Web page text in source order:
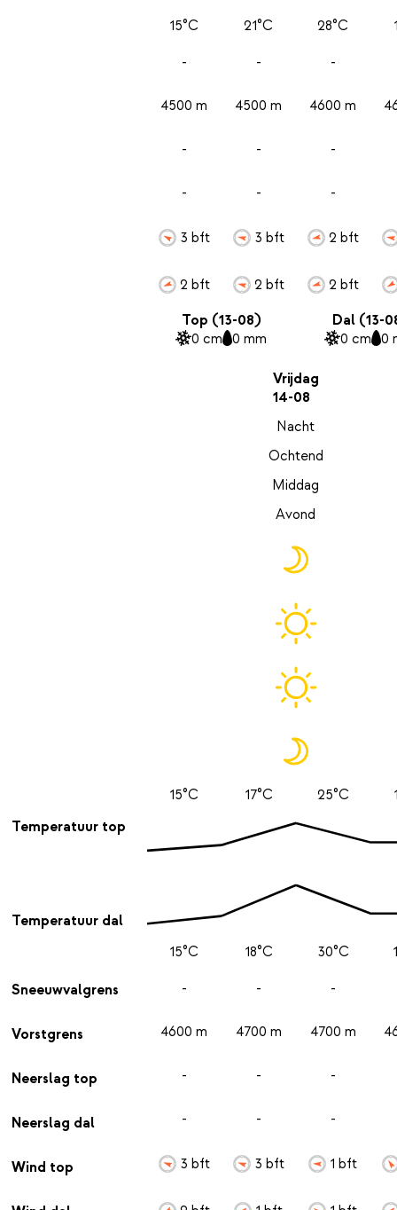
Temperatuur top
Temperatuur dal
Sneeuwvalgrens
Vorstgrens
Neerslag top
Neerslag dal
Wind top
15°C
-
4500 m
-
-
3 bft
2 bft
21°C
-
4500 m
-
-
3 bft
2 bft
28°C
-
4600 m
-
-
2 bft
2 bft
Top (13-08)
0 cm 0 mm
Dal (13-
0 cm 0
Vrijdag
14-08
Nacht
Ochtend
Middag
Avond
15°C
15°C
-
4600 m
-
-
3 bft
17°C
18°C
-
4700 m
-
-
3 bft
25°C
30°C
-
4700 m
-
-
1 bft